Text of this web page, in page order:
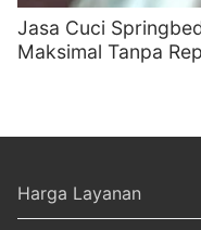
Jasa Cuci
Maksimal Tanpa
Harga Layanan